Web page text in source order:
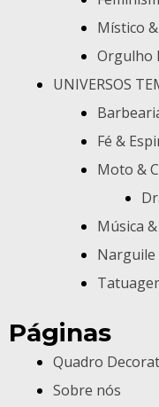
Místico
Orgulho
UNIVERSOS
Fé &
Moto &
Música
Narguile
Páginas
Quadro
Sobre nós